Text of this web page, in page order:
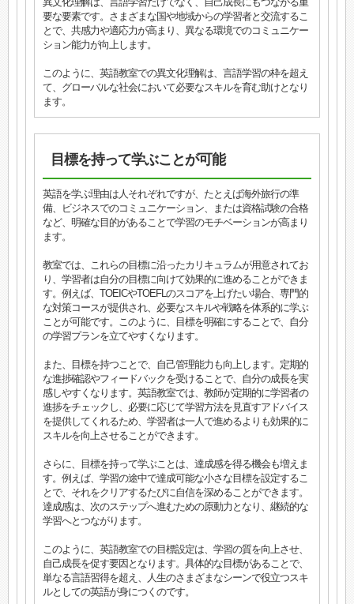
要な要素です。さまざまな国や地域からの学習者と交流するこ
とで、共感力や適応力が高まり、異なる環境でのコミュニケー
ション能力が向上します。
このように、英語教室での異文化理解は、言語学習の枠を超え
て、グローバルな社会において必要なスキルを育む助けとなり
ます。
目標を持って学ぶことが可能
英語を学ぶ理由は人それぞれですが、たとえば海外旅行の準
備、ビジネスでのコミュニケーション、または資格試験の合格
など、明確な目的があることで学習のモチベーションが高まり
ます。
教室では、これらの目標に沿ったカリキュラムが用意されてお
り、学習者は自分の目標に向けて効果的に進めることができま
す。例えば、TOEICやTOEFLのスコアを上げたい場合、専門的
な対策コースが提供され、必要なスキルや戦略を体系的に学ぶ
ことが可能です。このように、目標を明確にすることで、自分
の学習プランを立てやすくなります。
また、目標を持つことで、自己管理能力も向上します。定期的
な進捗確認やフィードバックを受けることで、自分の成長を実
感しやすくなります。英語教室では、教師が定期的に学習者の
進捗をチェックし、必要に応じて学習方法を見直すアドバイス
を提供してくれるため、学習者は一人で進めるよりも効果的に
スキルを向上させることができます。
さらに、目標を持って学ぶことは、達成感を得る機会も増えま
す。例えば、学習の途中で達成可能な小さな目標を設定するこ
とで、それをクリアするたびに自信を深めることができます。
達成感は、次のステップへ進むための原動力となり、継続的な
学習へとつながります。
このように、英語教室での目標設定は、学習の質を向上させ、
自己成長を促す要因となります。具体的な目標があることで、
単なる言語習得を超え、人生のさまざまなシーンで役立つスキ
ルとしての英語が身につくのです。